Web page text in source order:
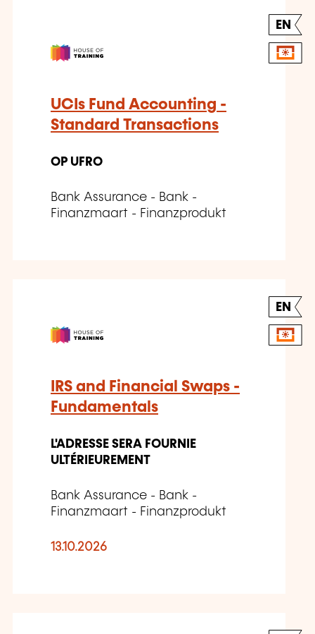
EN
UCIs Fund Accounting -
Standard Transactions
OP UFRO
Bank Assurance - Bank -
Finanzmaart - Finanzprodukt
EN
IRS and Financial Swaps -
Fundamentals
L'ADRESSE SERA FOURNIE
ULTÉRIEUREMENT
Bank Assurance - Bank -
Finanzmaart - Finanzprodukt
13.10.2026